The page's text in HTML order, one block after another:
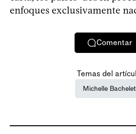
enfoques exclusivamente
Comentar
Temas del
Michelle Bachelet